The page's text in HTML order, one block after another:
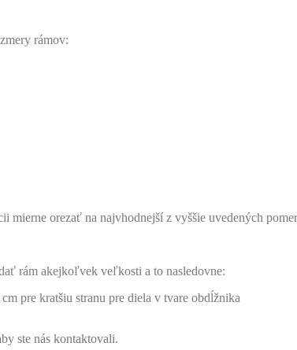
rámov:
orezať na najvhodnejší z vyššie uvedených
rám akejkoľvek veľkosti a to nasledovne:
pre kratšiu stranu pre diela v tvare obdĺžnika
ste nás kontaktovali.